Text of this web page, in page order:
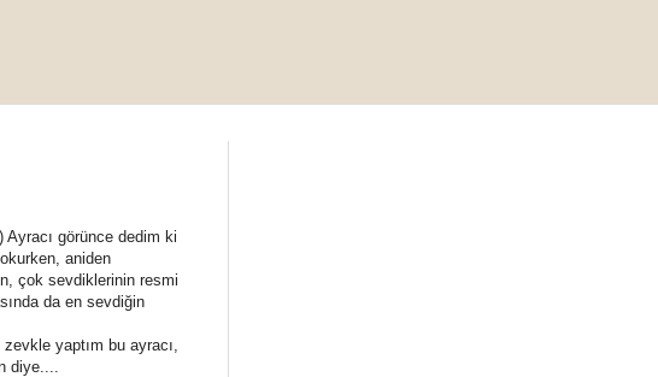
görünce dedim ki
aniden
çok sevdiklerinin resmi
da en sevdiğin
yaptım bu ayracı,
diye....